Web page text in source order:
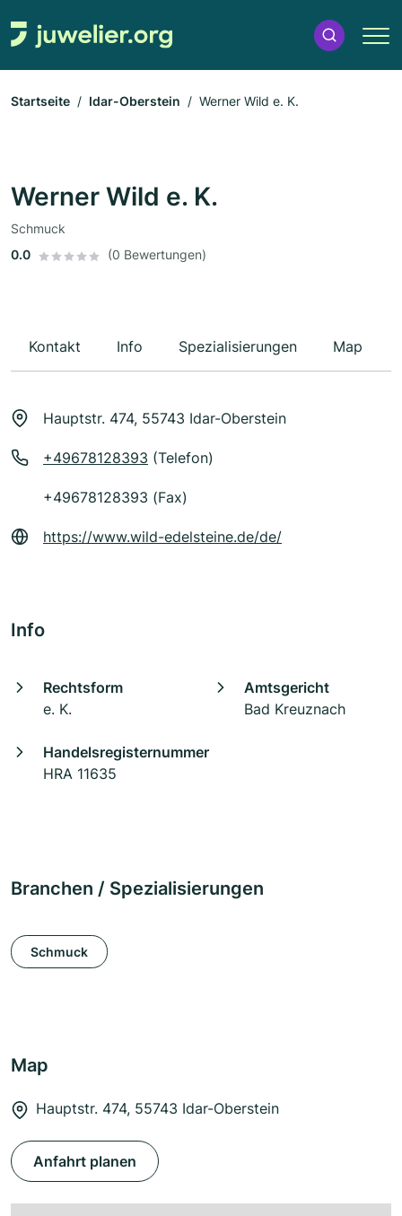
Startseite Idar-Oberstein Werner Wild e. K.
Werner Wild e. K.
Schmuck
0.0
(0 Bewertungen)
Kontakt Info Spezialisierungen Map
Hauptstr. 474, 55743 Idar-Oberstein
+49678128393 (Telefon)
+49678128393 (Fax)
https://www.wild-edelsteine.de/de/
Info
Rechtsform
e. K.
Amtsgericht
Bad Kreuznach
Handelsregisternummer
HRA 11635
Branchen / Spezialisierungen
Schmuck
Map
Hauptstr. 474, 55743 Idar-Oberstein
Anfahrt planen